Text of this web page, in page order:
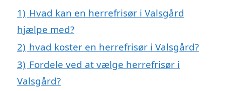
1) Hvad kan en herrefrisør i Valsgård
hjælpe med?
2) hvad koster en herrefrisør i Valsgård?
3) Fordele ved at vælge herrefrisør i
Valsgård?